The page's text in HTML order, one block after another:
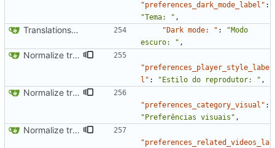
"preferences_dark_mode_label" :
"Tema: " ,
Translations update from Weblate ( #2437)
"Dark mode: " :
"Modo
escuro: " ,
Normalize translation key for user prefrerences
"preferences_player_style_labe
l" : "Estilo do reprodutor: " ,
Normalize translation key for preferences categories
"preferences_category_visual" :
"Preferências visuais" ,
Normalize translation key for user prefrerences
"preferences_related_videos_la